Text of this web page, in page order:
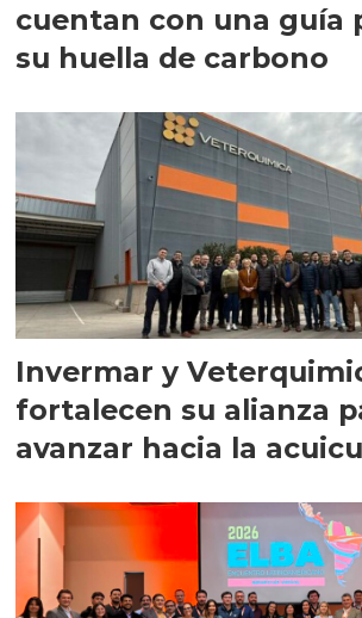
cuentan con una guía
su huella de carbono
Invermar y
fortalecen su alianza
avanzar hacia la